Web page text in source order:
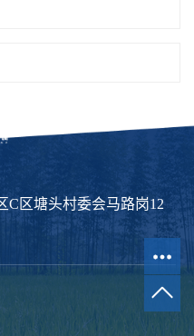
C区塘头村委会马路岗12